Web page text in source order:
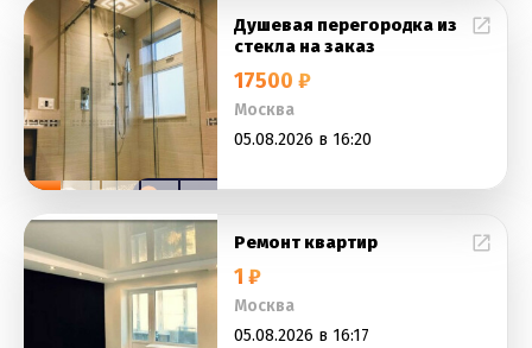
Душевая перегородка из
стекла на заказ
17500 ₽
Москва
05.08.2026 в 16:20
Ремонт квартир
1 ₽
Москва
05.08.2026 в 16:17